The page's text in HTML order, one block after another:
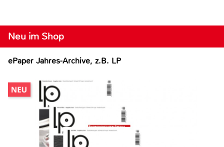
Neu im Shop
ePaper Jahres-Archive, z.B. LP